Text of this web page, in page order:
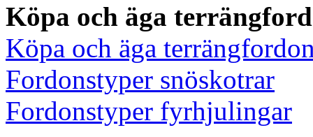
Köpa och äga
Köpa och äga
Fordonstyper snöskotrar
Fordonstyper fyrhjulingar